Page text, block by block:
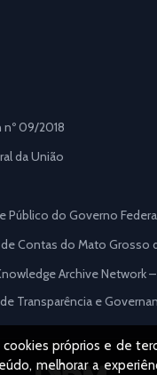
nº 09/2018
da União
Público do Governo
Contas do Mato Grosso
Archive Network –
Transparência e
próprios e de
melhorar a